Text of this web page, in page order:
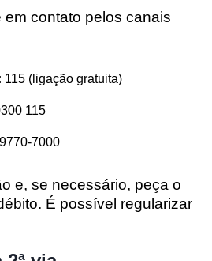
em contato pelos canais
115 (ligação gratuita)
115
7000
e, se necessário, peça o
É possível regularizar